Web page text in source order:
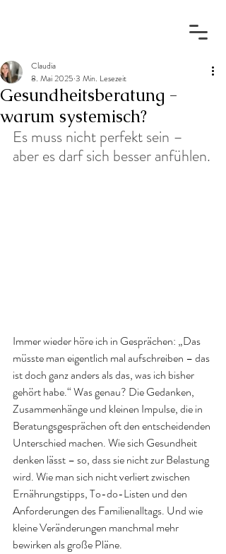
Gesundheitsberatung -
warum systemisch?
Claudia
8. Mai 2025 3 Min. Lesezeit
Es muss nicht perfekt sein –
aber es darf sich besser anfühlen.
Immer wieder höre ich in Gesprächen: „Das
müsste man eigentlich mal aufschreiben – das
ist doch ganz anders als das, was ich bisher
gehört habe.“ Was genau? Die Gedanken,
Zusammenhänge und kleinen Impulse, die in
Beratungsgesprächen oft den entscheidenden
Unterschied machen. Wie sich Gesundheit
denken lässt – so, dass sie nicht zur Belastung
wird. Wie man sich nicht verliert zwischen
Ernährungstipps, To-do-Listen und den
Anforderungen des Familienalltags. Und wie
kleine Veränderungen manchmal mehr
bewirken als große Pläne.